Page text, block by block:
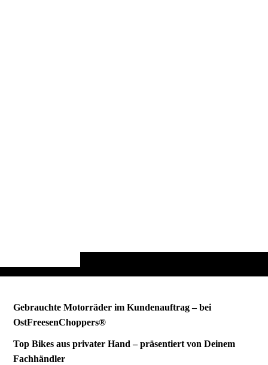
Gebrauchte Motorräder im Kundenauftrag – bei
OstFreesenChoppers®
Top Bikes aus privater Hand – präsentiert von Deinem
Fachhändler